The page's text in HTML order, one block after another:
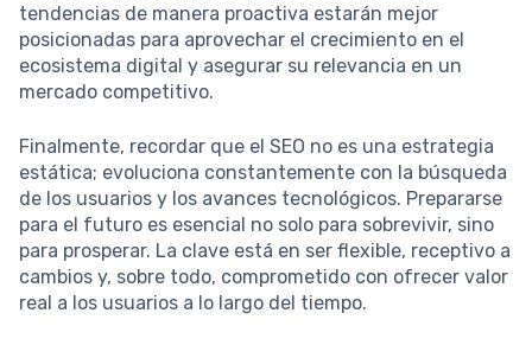
tendencias de manera proactiva estarán mejor
posicionadas para aprovechar el crecimiento en el
ecosistema digital y asegurar su relevancia en un
mercado competitivo.
Finalmente, recordar que el SEO no es una estrategia
estática; evoluciona constantemente con la búsqueda
de los usuarios y los avances tecnológicos. Prepararse
para el futuro es esencial no solo para sobrevivir, sino
para prosperar. La clave está en ser flexible, receptivo a
cambios y, sobre todo, comprometido con ofrecer valor
real a los usuarios a lo largo del tiempo.